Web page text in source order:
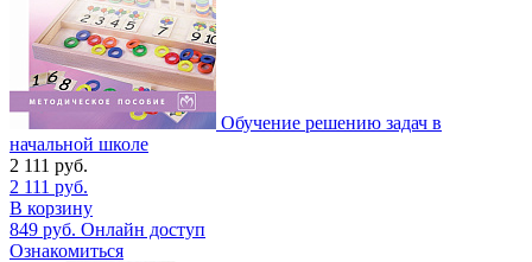
Обучение решению задач в
начальной школе
2 111 руб.
2 111 руб.
В корзину
849 руб. Онлайн доступ
Ознакомиться